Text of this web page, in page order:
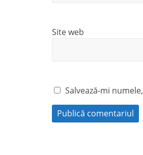
Site web
Salvează-mi